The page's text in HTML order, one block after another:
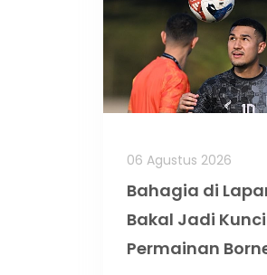
06 Agustus 2026
Bahagia di
Bakal Jadi Kunci
Permainan